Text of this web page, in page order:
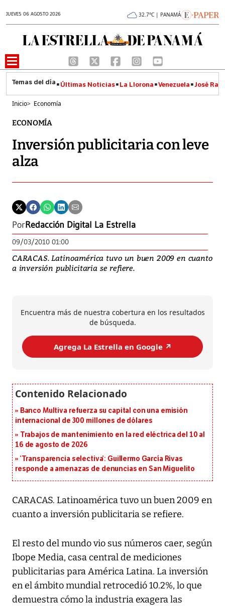
JUEVES 06 AGOSTO 2026 32.7°C | PANAMÁ
Últimas Noticias La Llorona Venezuela José
Inicio> Economía
ECONOMÍA
Inversión publicitaria con leve
alza
PorRedacción Digital La Estrella
09/03/2010 01:00
CARACAS. Latinoamérica tuvo un buen 2009 en cuanto
a inversión publicitaria se refiere.
Encuentra más de nuestra cobertura en los resultados
de búsqueda.
Agrega La Estrella en Google ↗️
Banco Multiva refuerza su capital con una emisión
internacional de 300 millones de dólares
Trabajos de mantenimiento en la red eléctrica del 10 al
16 de agosto de 2026
‘Transparencia selectiva’: Guillermo García Rivas
responde a amenazas de denuncias en San Miguelito
CARACAS. Latinoamérica tuvo un buen 2009 en
cuanto a inversión publicitaria se refiere.
El resto del mundo vio sus números caer, según
Ibope Media, casa central de mediciones
publicitarias para América Latina. La inversión
en el ámbito mundial retrocedió 10.2%, lo que
demuestra cómo la industria exagera las